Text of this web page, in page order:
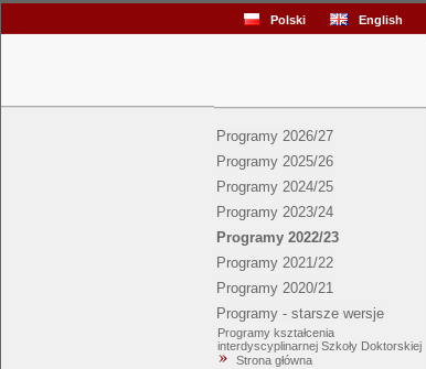
Polski English
Programy 2026/27
Programy 2025/26
Programy 2024/25
Programy 2023/24
Programy 2022/23
Programy 2021/22
Programy 2020/21
Programy - starsze wersje
Programy kształcenia
interdyscyplinarnej Szkoły Doktorskiej
Strona główna